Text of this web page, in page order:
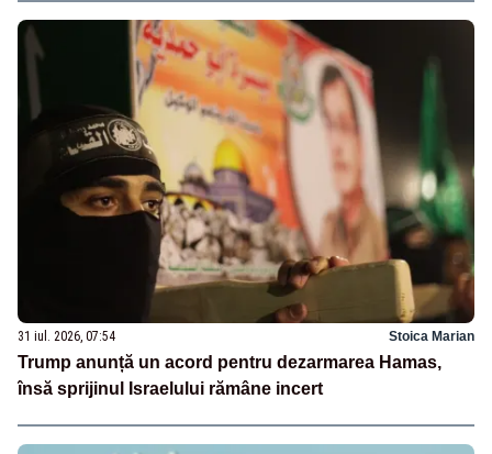
31 iul. 2026, 07:54 Stoica Marian
Trump anunță un acord pentru dezarmarea Hamas,
însă sprijinul Israelului rămâne incert